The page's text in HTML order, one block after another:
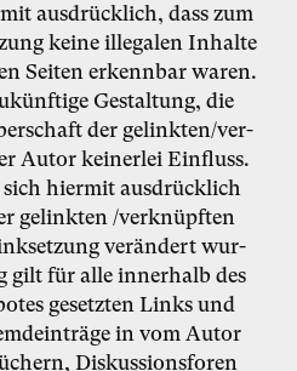
aus­drück­lich, dass zum
kei­ne il­le­ga­len In­hal­te
Sei­ten er­kenn­bar wa­ren.
Ge­stal­tung, die
der ge­link­ten/ver­
Au­tor kei­ner­lei Ein­fluss.
hier­mit aus­drück­lich
ge­link­ten /ver­knüpf­ten
ver­än­dert wur­
gilt für al­le in­ner­halb des
ge­setz­ten Links und
in vom Au­tor
Dis­kus­si­ons­fo­ren